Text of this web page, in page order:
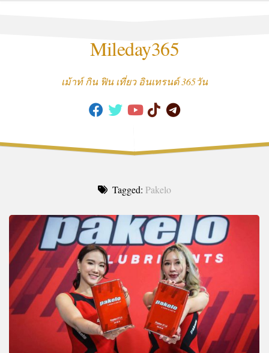
Mileday365
เม้าท์ กิน ฟิน เที่ยว อินเทรนด์ 365วัน
Tagged: Pakelo